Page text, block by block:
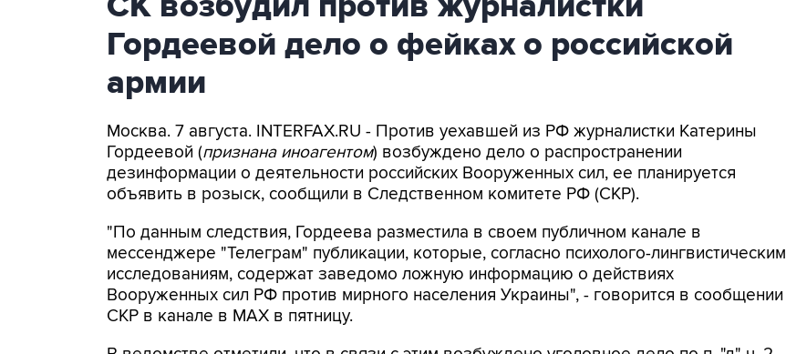
Гордеевой дело о фейках о российской
армии
Москва. 7 августа. INTERFAX.RU - Против уехавшей из РФ журналистки Катерины
Гордеевой (признана иноагентом) возбуждено дело о распространении
дезинформации о деятельности российских Вооруженных сил, ее планируется
объявить в розыск, сообщили в Следственном комитете РФ (СКР).
"По данным следствия, Гордеева разместила в своем публичном канале в
мессенджере "Телеграм" публикации, которые, согласно психолого-лингвистическим
исследованиям, содержат заведомо ложную информацию о действиях
Вооруженных сил РФ против мирного населения Украины", - говорится в сообщении
СКР в канале в MAX в пятницу.